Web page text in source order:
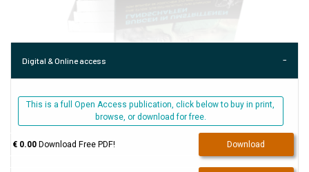
Digital & Online access
This is a full Open Access publication, click below to buy in print,
browse, or download for free.
€ 0.00Download Free PDF! Download